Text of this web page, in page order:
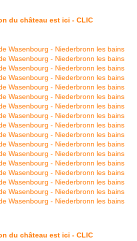
du château est ici - CLIC
du château est ici - CLIC